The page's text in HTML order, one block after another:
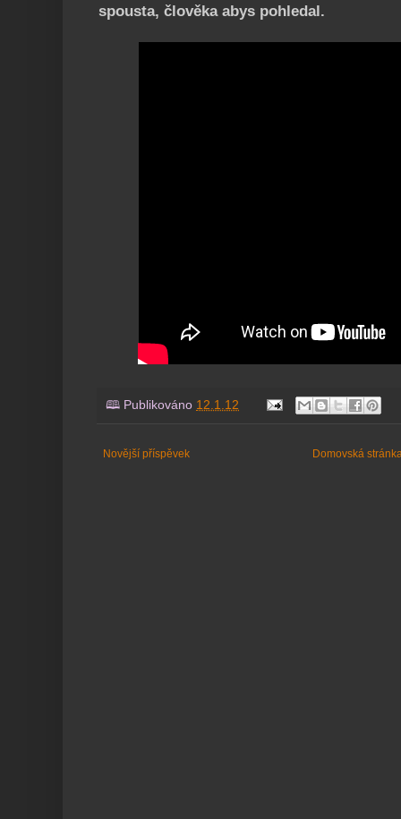
spousta, člověka abys pohledal.
🕮 Publikováno 12.1.12
Novější příspěvek Domovská